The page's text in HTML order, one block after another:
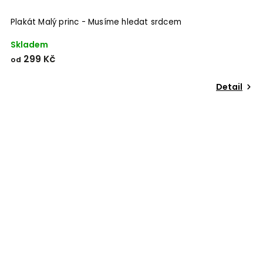
Plakát Malý princ - Musíme hledat srdcem
Skladem
od 299 Kč
Detail